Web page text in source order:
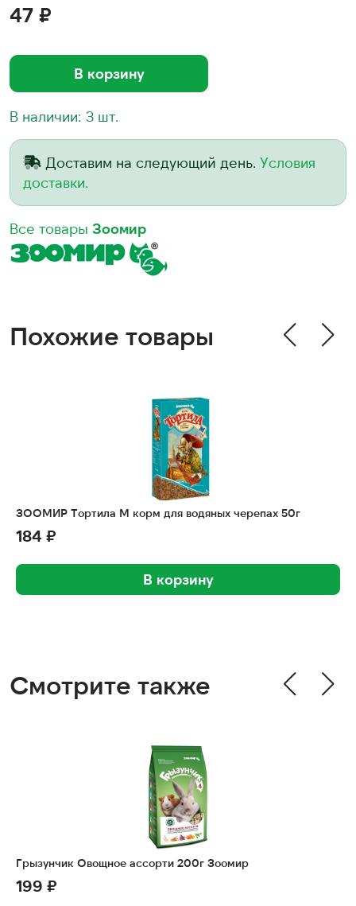
47 ₽
В корзину
В наличии: 3 шт.
Доставим на следующий день. Условия
доставки.
Все товары Зоомир
Похожие товары
ЗООМИР Тортила М корм для водяных черепах 50г
184 ₽
В корзину
Смотрите также
Грызунчик Овощное ассорти 200г Зоомир
199 ₽